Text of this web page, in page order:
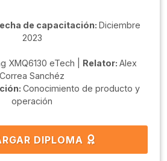
de capacitación: Diciembre
2023
XMQ6130 eTech | Relator: Alex
Correa Sanchéz
Conocimiento de producto y
operación
DIPLOMA